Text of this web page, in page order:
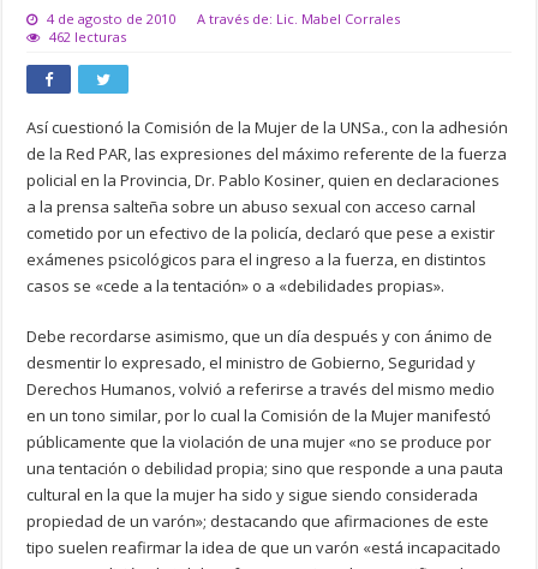
4 de agosto de 2010
A través de: Lic. Mabel Corrales
462 lecturas
Así cuestionó la Comisión de la Mujer de la UNSa., con la adhesión
de la Red PAR, las expresiones del máximo referente de la fuerza
policial en la Provincia, Dr. Pablo Kosiner, quien en declaraciones
a la prensa salteña sobre un abuso sexual con acceso carnal
cometido por un efectivo de la policía, declaró que pese a existir
exámenes psicológicos para el ingreso a la fuerza, en distintos
casos se «cede a la tentación» o a «debilidades propias».
Debe recordarse asimismo, que un día después y con ánimo de
desmentir lo expresado, el ministro de Gobierno, Seguridad y
Derechos Humanos, volvió a referirse a través del mismo medio
en un tono similar, por lo cual la Comisión de la Mujer manifestó
públicamente que la violación de una mujer «no se produce por
una tentación o debilidad propia; sino que responde a una pauta
cultural en la que la mujer ha sido y sigue siendo considerada
propiedad de un varón»; destacando que afirmaciones de este
tipo suelen reafirmar la idea de que un varón «está incapacitado